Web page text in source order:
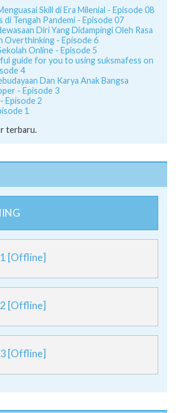
Skill di Era Milenial - Episode 08
di Tengah Pandemi - Episode 07
Diri Yang Didampingi Oleh Rasa
Overthinking - Episode 6
Online - Episode 5
guide for you to using suksmafess on
4
Dan Karya Anak Bangsa
- Episode 3
Episode 2
1
terbaru.
1 [Offline]
2 [Offline]
3 [Offline]